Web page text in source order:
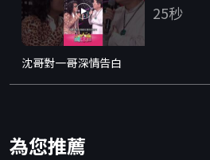
25秒
沈哥對一哥深情告白
為您推薦